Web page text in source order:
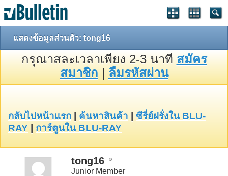
แสดงข้อมูลส่วนตัว: tong16
กรุณาสละเวลาเพียง 2-3 นาที สมัคร
สมาชิก | ลืมรหัสผ่าน
กลับไปหน้าแรก ค้นหาสินค้า
ซีรี่ย์ฝรั่งใน BLU-
RAY
การ์ตูนใน BLU-RAY
tong16
Junior Member